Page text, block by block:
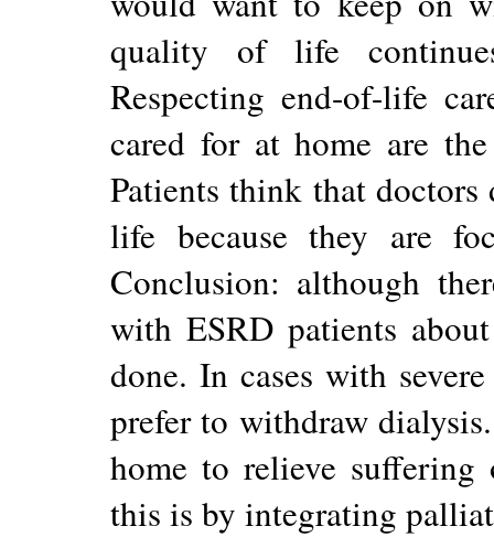
quality of life
Respecting end-of-life
cared for at home are
Patients think that doctors
life because they are
Conclusion: although
with ESRD patients
done. In cases with
prefer to withdraw
home to relieve
this is by integrating